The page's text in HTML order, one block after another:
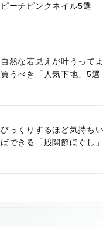
ピーチピンクネイル5選
自然な若見えが叶うって
買うべき「人気下地」5選
びっくりするほど気持ち
ばできる「股関節ほぐし」